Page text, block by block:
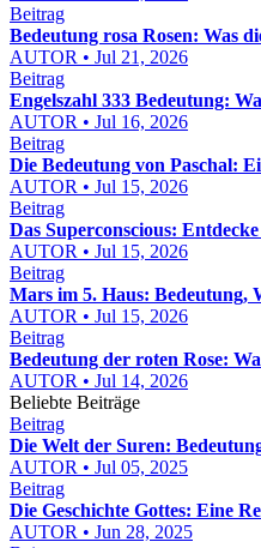
Beitrag
Bedeutung rosa Rosen: Was
AUTOR • Jul 21, 2026
Beitrag
Engelszahl 333 Bedeutung:
AUTOR • Jul 16, 2026
Beitrag
Die Bedeutung von Paschal:
AUTOR • Jul 15, 2026
Beitrag
Das Superconscious:
AUTOR • Jul 15, 2026
Beitrag
Mars im 5. Haus: Bedeutung,
AUTOR • Jul 15, 2026
Beitrag
Bedeutung der roten Rose:
AUTOR • Jul 14, 2026
Beliebte Beiträge
Beitrag
Die Welt der Suren:
AUTOR • Jul 05, 2025
Beitrag
Die Geschichte Gottes: Eine
AUTOR • Jun 28, 2025